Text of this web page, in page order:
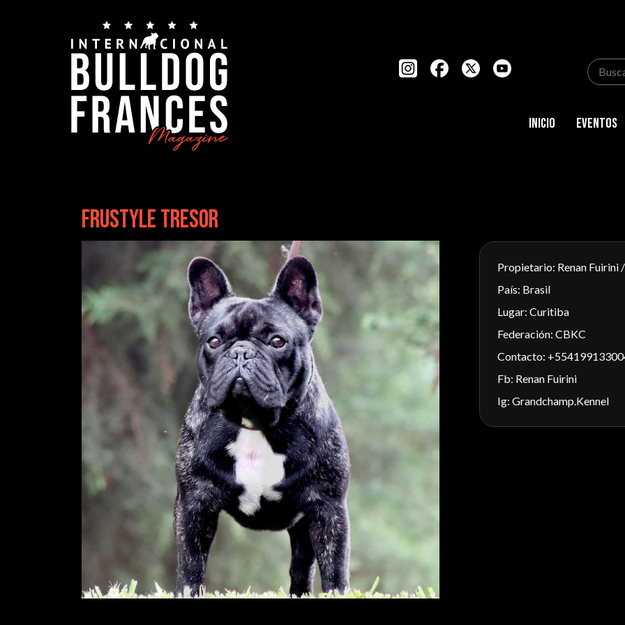
Inicio Eventos
FRUSTYLE TRESOR
Propietario: Renan Fuirini
País: Brasil
Lugar: Curitiba
Federación: CBKC
Contacto:
Fb: Renan Fuirini
Ig: Grandchamp.Kennel
Navegación
de
entradas